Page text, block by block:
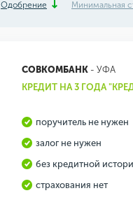
Одобрение Минимальная
СОВКОМБАНК- УФА
КРЕДИТ НА 3 ГОДА
поручитель не нужен
залог не нужен
без кредитной
страхования нет